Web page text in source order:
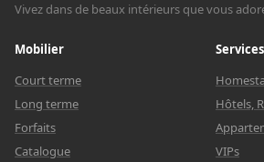
Vivez dans de beaux intérieurs que vous
Mobilier
Court terme
Long terme
Forfaits
Catalogue
Services
Hôtels,
VIPs